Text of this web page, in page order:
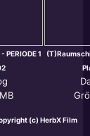
1
(c) HerbX Film